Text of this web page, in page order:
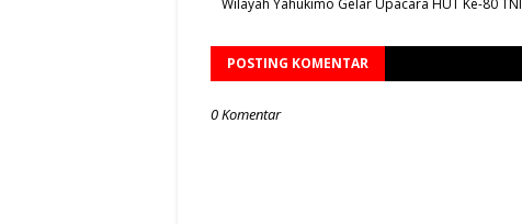
Wilayah Yahukimo Gelar Upacara HUT Ke-80 TNI
POSTING KOMENTAR
0 Komentar